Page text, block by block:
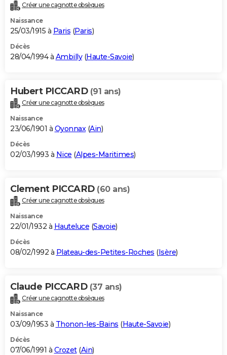
Créer une cagnotte obsèques
Naissance
25/03/1915 à Paris (Paris)
Décès
28/04/1994 à Ambilly(Haute-Savoie)
Hubert PICCARD (91 ans)
Créer une cagnotte obsèques
Naissance
23/06/1901 à Oyonnax(Ain)
Décès
02/03/1993 à Nice (Alpes-Maritimes)
Clement PICCARD (60 ans)
Créer une cagnotte obsèques
Naissance
22/01/1932 à Hauteluce (Savoie)
Décès
08/02/1992 à Plateau-des-Petites-Roches (Isère)
Claude PICCARD (37 ans)
Créer une cagnotte obsèques
Naissance
03/09/1953 à Thonon-les-Bains (Haute-Savoie)
Décès
07/06/1991 à Crozet(Ain)